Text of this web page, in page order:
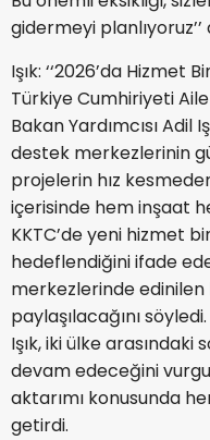
gidermeyi planlıyoruz’’
Işık: ‘‘2026’da Hizmet
Türkiye Cumhiriyeti
Bakan Yardımcısı Adil
destek merkezlerinin
projelerin hız
içerisinde hem inşaat
KKTC’de yeni hizmet
hedeflendiğini ifade
merkezlerinde
paylaşılacağını söyledi.
Işık, iki ülke
devam edeceğini
aktarımı konusunda
getirdi.